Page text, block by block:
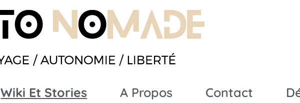
Wiki Et Stories A Propos Contact